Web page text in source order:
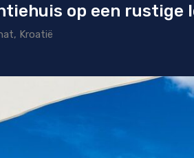
op een
Kroatië